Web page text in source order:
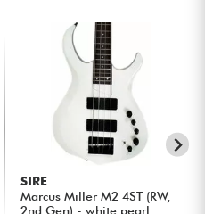
SIRE
Marcus Miller M2 4ST (RW,
2nd Gen) - white pearl